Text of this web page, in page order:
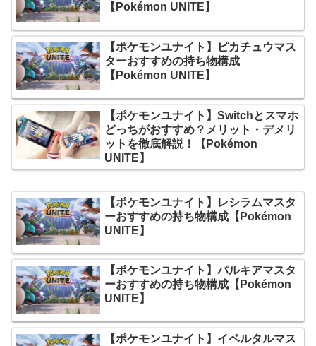
【Pokémon UNITE】
【ポケモンユナイト】ピカチュウマス
ターおすすめの持ち物構成
【Pokémon UNITE】
【ポケモンユナイト】Switchとスマホ
どっちがおすすめ？メリット・デメリ
ットを徹底解説！【Pokémon
UNITE】
【ポケモンユナイト】レシラムマスタ
ーおすすめの持ち物構成【Pokémon
UNITE】
【ポケモンユナイト】パルキアマスタ
ーおすすめの持ち物構成【Pokémon
UNITE】
【ポケモンユナイト】イベルタルマス